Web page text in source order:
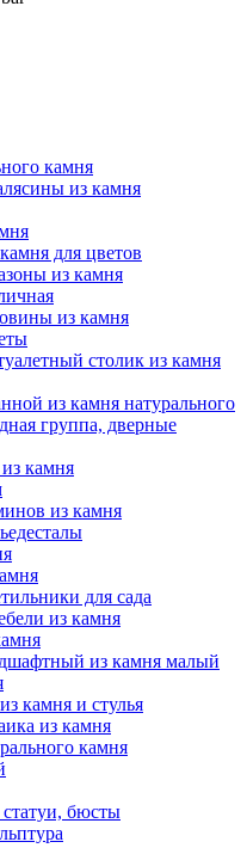
камня
из камня
для цветов
из камня
из камня
столик из камня
из камня натурального
группа, дверные
камня
из камня
для сада
из камня
из камня малый
камня и стулья
из камня
камня
бюсты